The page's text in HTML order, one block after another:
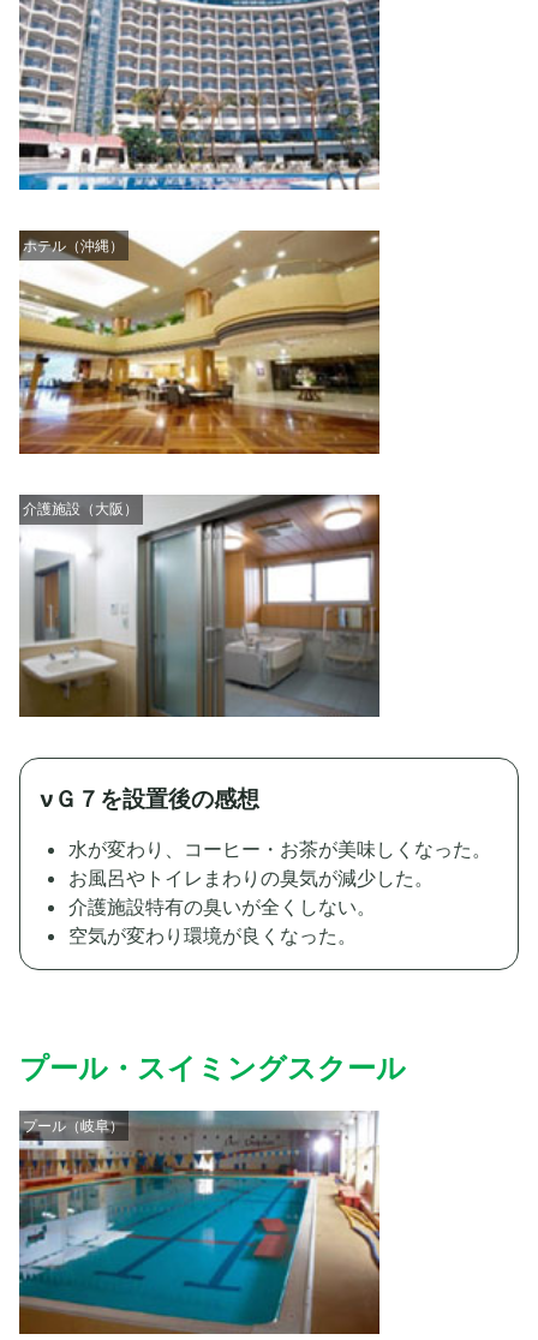
ホテル（沖縄）
介護施設（大阪）
νＧ７を設置後の感想
水が変わり、コーヒー・お茶が美味しくなった。
お風呂やトイレまわりの臭気が減少した。
介護施設特有の臭いが全くしない。
空気が変わり環境が良くなった。
プール・スイミングスクール
プール（岐阜）